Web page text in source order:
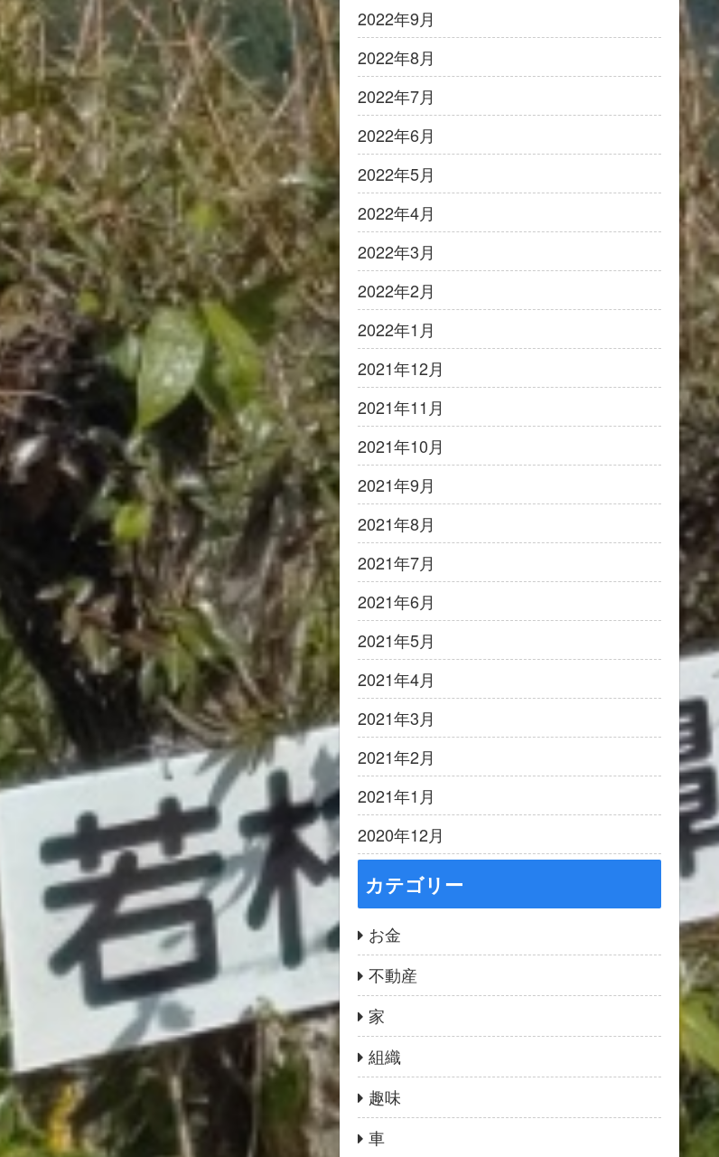
2022年9月
2022年8月
2022年7月
2022年6月
2022年5月
2022年4月
2022年3月
2022年2月
2022年1月
2021年12月
2021年11月
2021年10月
2021年9月
2021年8月
2021年7月
2021年6月
2021年5月
2021年4月
2021年3月
2021年2月
2021年1月
2020年12月
カテゴリー
お金
不動産
家
組織
趣味
車